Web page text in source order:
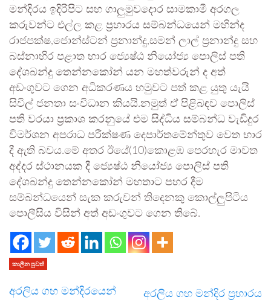
මන්දිරය ඉදිරිපිට සහ ගාලුමුවදොර සාමකාමී අරගල
කරුවන්ට එල්ල කළ ප්‍රහාරය සම්බන්ධයෙන් මහින්ද
රාජපක්ෂ,ජොන්ස්ටන් ප්‍රනාන්දු,සමන් ලාල් ප්‍රනාන්දු සහ
බස්නාහිර පළාත භාර ජ්‍යෙෂ්ඨ නියෝජ්‍ය පොලිස් පති
දේශබන්දු තෙන්නකෝන් යන මහත්වරුන් ද අත්
අඩංගුවට ගෙන අධිකරණය හමුවට පත් කළ යුතු යැයි
සිවිල් ජනතා සංවිධාන කියයි.නමුත් ඒ පිළිබඳව පොලිස්
පති වරයා ප්‍රකාශ කරනුයේ එම සිද්ධිය සම්බන්ධ වැඩිදුර
විමර්ශන අපරාධ පරීක්ෂණ දෙපාර්තමේන්තුව වෙත භාර
දී ඇති බවය.මේ අතර ඊයේ(10)කොළඹ පෙරහැර මාවත
අද්දර ස්ථානයක දී ජ්‍යෙෂ්ඨ නියෝජ්‍ය පොලිස් පති
දේශබන්දු තෙන්නකෝන් මහතාට පහර දීම
සම්බන්ධයෙන් සැක කරුවන් තිදෙනකු කොල්ලුපිටිය
පොලීසිය විසින් අත් අඩංගුවට ගෙන තිබේ.
කාලීන පුවත්
අරලිය ගහ මන්දිරයෙන්
අරලිය ගහ මන්දිර ප්‍රහාරය